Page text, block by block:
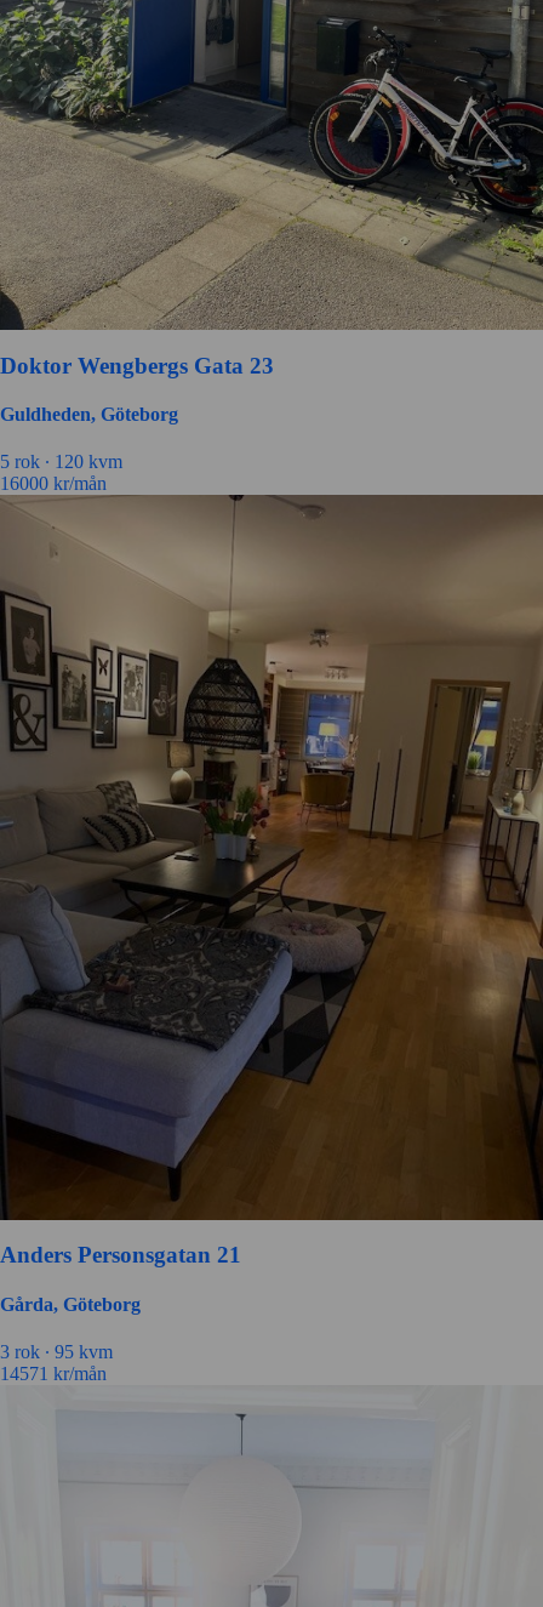
Doktor Wengbergs Gata 23
Guldheden, Göteborg
5 rok ∙ 120 kvm
16000 kr/mån
Anders Personsgatan 21
Gårda, Göteborg
3 rok ∙ 95 kvm
14571 kr/mån